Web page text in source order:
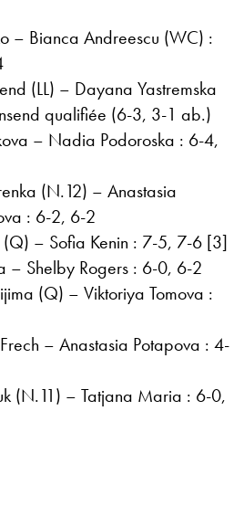
– Bianca Andreescu (WC) :
(LL) – Dayana Yastremska
qualifiée (6-3, 3-1 ab.)
– Nadia Podoroska : 6-4,
(N.12) – Anastasia
: 6-2, 6-2
– Sofia Kenin : 7-5, 7-6 [3]
– Shelby Rogers : 6-0, 6-2
(Q) – Viktoriya Tomova :
– Anastasia Potapova : 4-
(N.11) – Tatjana Maria : 6-0,